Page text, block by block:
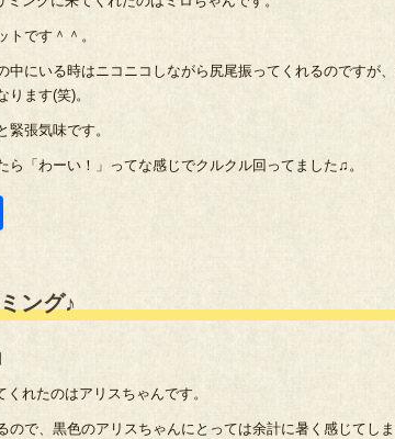
トです＾＾。
中にいる時はニコニコしながら尻尾振ってくれるのですが
ります(笑)。
緊張気味です。
ら「わーい！」ってな感じでクルクル回ってました♫。
ング♪
くれたのはアリスちゃんです。
ので、黒色のアリスちゃんにとっては余計に暑く感じてしま